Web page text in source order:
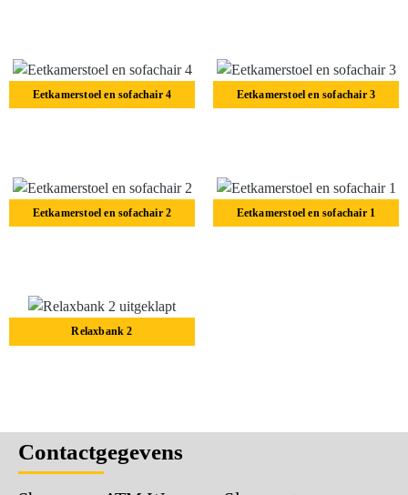
Eetkamerstoel en sofachair 4 Eetkamerstoel en sofachair 3
Eetkamerstoel en sofachair 2 Eetkamerstoel en sofachair 1
Relaxbank 2
Contactgegevens